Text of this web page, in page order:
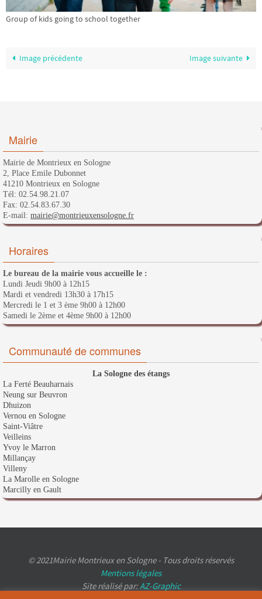
Group of kids going to school together
Image précédente Image suivante
Mairie
Mairie de Montrieux en Sologne
2, Place Emile Dubonnet
41210 Montrieux en Sologne
Tél: 02.54.98.21.07
Fax: 02.54.83.67.30
E-mail: mairie@montrieuxensologne.fr
Horaires
Le bureau de la mairie vous accueille le :
Lundi Jeudi 9h00 à 12h15
Mardi et vendredi 13h30 à 17h15
Mercredi le 1 et 3 ème 9h00 à 12h00
Samedi le 2ème et 4ème 9h00 à 12h00
Communauté de communes
La Sologne des étangs
La Ferté Beauharnais
Neung sur Beuvron
Dhuizon
Vernou en Sologne
Saint-Viâtre
Veilleins
Yvoy le Marron
Millançay
Villeny
La Marolle en Sologne
Marcilly en Gault
© 2021Mairie Montrieux en Sologne - Tous droits réservés
Mentions légales
Site réalisé par:AZ-Graphic